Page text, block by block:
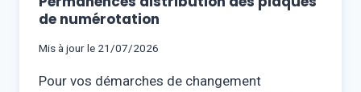
PUBLIQUE
MERCREDI
AOÛT
de numérotation
Mis à jour le 21/07/2026
Pour vos démarches de changement